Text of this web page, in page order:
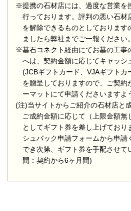
※提携の石材店には、過度な営業を
行っております。評判の悪い石材
を解除できるものとしております
ましたら弊社までご一報ください。
※墓石コネクト経由にてお墓の工事
へは、契約金額に応じてキャッシ
(JCBギフトカード、VJAギフトカ
を贈呈しておりますので、ご契約
ーマットにて申請くださいますよ
(注)当サイトからご紹介の石材店と
ご成約金額に応じて（上限金額無
としてギフト券を差し上げており
シュバック申請フォームから申請
でき次第、ギフト券を手配させて
間：契約から6ヶ月間)